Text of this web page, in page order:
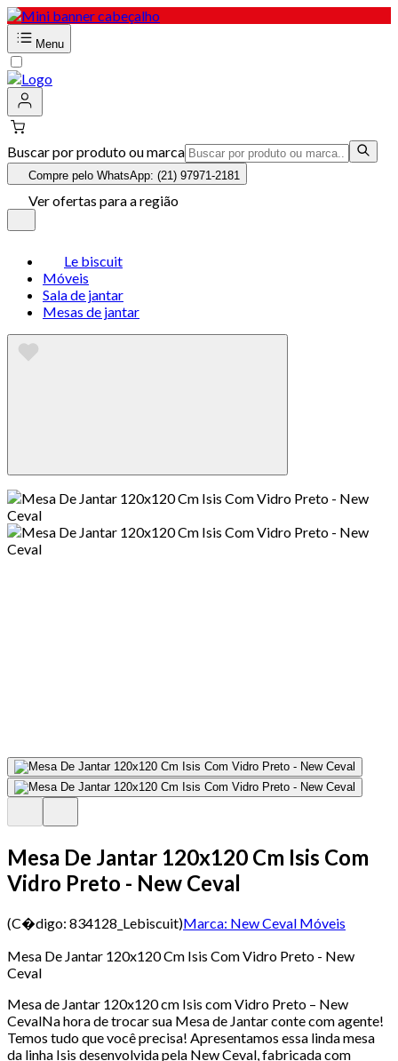
Menu
Buscar por produto ou marca
Compre pelo WhatsApp: (21) 97971-2181
Ver ofertas para a região
Le biscuit
Móveis
Sala de jantar
Mesas de jantar
Mesa De Jantar 120x120 Cm Isis Com
Vidro Preto - New Ceval
(C�digo: 834128_Lebiscuit)Marca: New Ceval Móveis
Mesa De Jantar 120x120 Cm Isis Com Vidro Preto - New
Ceval
Mesa de Jantar 120x120 cm Isis com Vidro Preto – New
CevalNa hora de trocar sua Mesa de Jantar conte com agente!
Temos tudo que você precisa! Apresentamos essa linda mesa
da linha Isis desenvolvida pela New Ceval, fabricada com